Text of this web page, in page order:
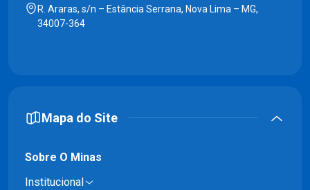
R. Araras, s/n – Estância Serrana, Nova Lima – MG,
34007-364
Mapa do Site
Sobre O Minas
Institucional